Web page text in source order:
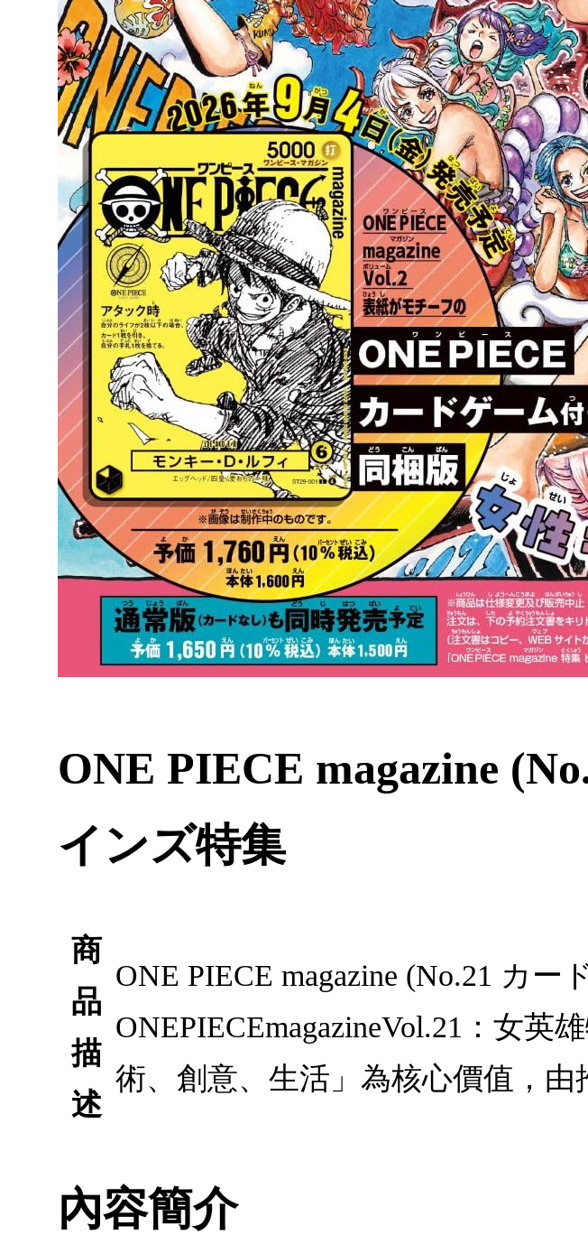
ONE PIECE magazine
インズ特集
商
品
描
述
ONE PIECE magazine (No.21 カ
ONEPIECEmagazineVol.21：女
術、創意、生活」為核心價值，由
內容簡介